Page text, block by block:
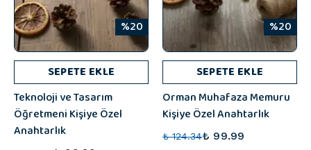
%20
SEPETE EKLE
Teknoloji ve Tasarım
Öğretmeni Kişiye Özel
Anahtarlık
%20
SEPETE EKLE
Orman Muhafaza Memuru
Kişiye Özel Anahtarlık
₺ 124.34₺ 99.99